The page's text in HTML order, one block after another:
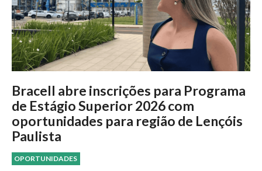
Bracell abre inscrições para Programa
de Estágio Superior 2026 com
oportunidades para região de Lençóis
Paulista
OPORTUNIDADES